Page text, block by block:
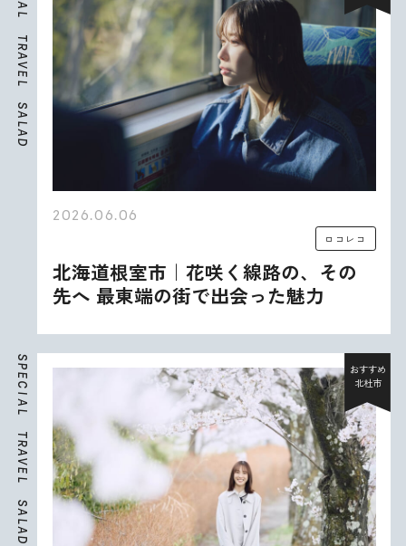
A
L
T
R
A
V
E
L
S
A
L
A
D
2026.06.06
ロコレコ
北海道根室市｜花咲く線路の、その
先へ 最東端の街で出会った魅力
S
P
E
C
I
A
L
T
R
A
V
E
L
S
A
L
A
D
おすすめ
北杜市